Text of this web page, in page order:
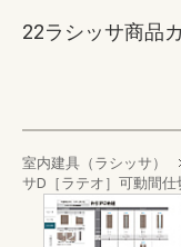
22ラシッサ商品
室内建具（ラシッサ）
サD［ラテオ］可動間仕